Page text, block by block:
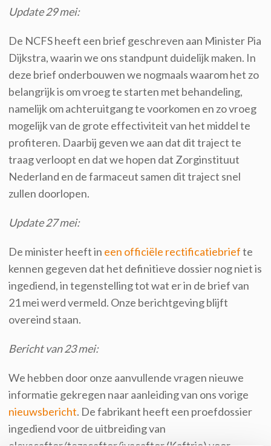
Update 29 mei:
De NCFS heeft een brief geschreven aan Minister Pia
Dijkstra, waarin we ons standpunt duidelijk maken. In
deze brief onderbouwen we nogmaals waarom het zo
belangrijk is om vroeg te starten met behandeling,
namelijk om achteruitgang te voorkomen en zo vroeg
mogelijk van de grote effectiviteit van het middel te
profiteren. Daarbij geven we aan dat dit traject te
traag verloopt en dat we hopen dat Zorginstituut
Nederland en de farmaceut samen dit traject snel
zullen doorlopen.
Update 27 mei:
De minister heeft in een officiële rectificatiebriefte
kennen gegeven dat het definitieve dossier nog niet is
ingediend, in tegenstelling tot wat er in de brief van
21 mei werd vermeld. Onze berichtgeving blijft
overeind staan.
Bericht van 23 mei:
We hebben door onze aanvullendevragen nieuwe
informatie gekregen naar aanleiding van ons vorige
nieuwsbericht. Defabrikant heeft een proefdossier
ingediend voor de uitbreiding van